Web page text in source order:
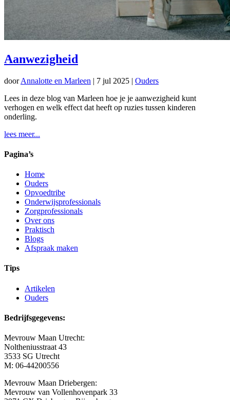
Aanwezigheid
doorAnnalotte en Marleen | 7 jul 2025 | Ouders
Lees in deze blog van Marleen hoe je je aanwezigheid kunt
verhogen en welk effect dat heeft op ruzies tussen kinderen
onderling.
lees meer...
Pagina’s
Home
Ouders
Opvoedtribe
Onderwijsprofessionals
Zorgprofessionals
Over ons
Praktisch
Blogs
Afspraak maken
Tips
Artikelen
Ouders
Bedrijfsgegevens:
Mevrouw Maan Utrecht:
Noltheniusstraat 43
3533 SG Utrecht
M: 06-44200556
Mevrouw Maan Driebergen:
Mevrouw van Vollenhovenpark 33